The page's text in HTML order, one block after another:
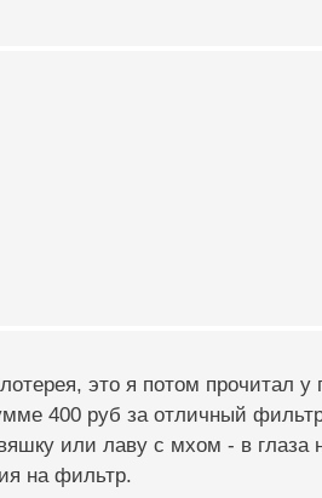
это я потом прочитал
400 руб за отличный
или лаву с мхом - в глаза
на фильтр.